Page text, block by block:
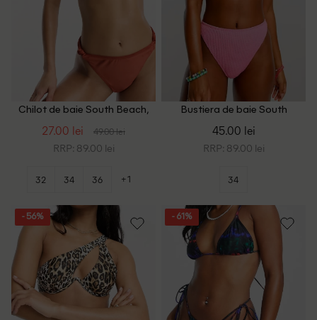
Chilot de baie South Beach,
27.00 lei 49.00 lei
RRP: 89.00 lei
32 34 36 +1
Bustiera de baie South
45.00 lei
RRP: 89.00 lei
34
- 56% - 61%